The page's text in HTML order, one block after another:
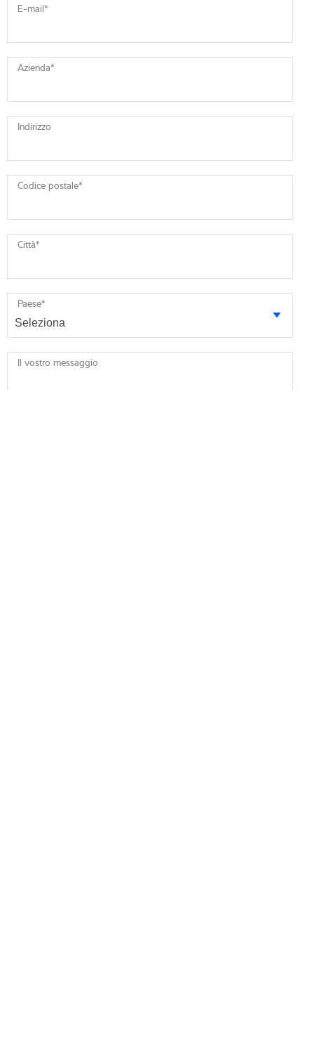
E-mail*
Azienda*
Indirizzo
Codice postale*
Città*
Paese*
Il vostro messaggio